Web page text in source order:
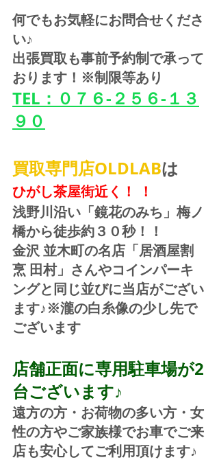
何でもお気軽にお問合せくださ
い♪
出張買取も事前予約制で承って
おります！※制限等あり
TEL：０７６-２５６-１３
９０
買取専門店OLDLABは
ひがし茶屋街近く！ ！
浅野川沿い「鏡花のみち」梅ノ
橋から徒歩約３０秒！！
金沢 並木町の名店「居酒屋割
烹 田村」さんやコインパーキ
ングと同じ並びに当店がござい
ます♪※瀧の白糸像の少し先で
ございます
店舗正面に専用駐車場が2
台ございます♪
遠方の方・お荷物の多い方・女
性の方やご家族様でお車でご来
店も安心してご利用頂けます♪